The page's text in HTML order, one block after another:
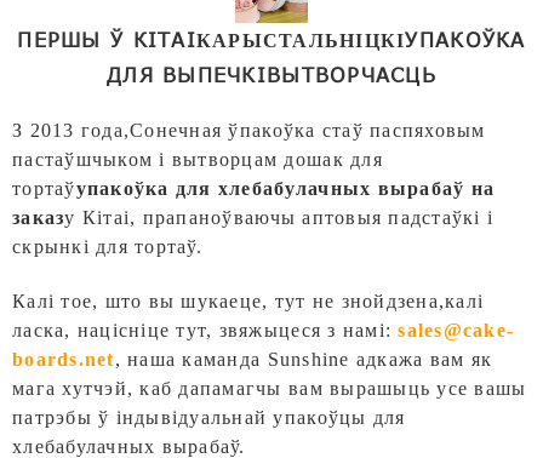
ПЕРШЫ Ў КІТАІКАРЫСТАЛЬНІЦКІУПАКОЎКА
ДЛЯ ВЫПЕЧКІВЫТВОРЧАСЦЬ
З 2013 года,Сонечная ўпакоўка стаў паспяховым
пастаўшчыком і вытворцам дошак для
тортаўупакоўка для хлебабулачных вырабаў на
заказу Кітаі, прапаноўваючы аптовыя падстаўкі і
скрынкі для тортаў.
Калі тое, што вы шукаеце, тут не знойдзена,калі
ласка, націсніце тут, звяжыцеся з намі: sales@cake-
boards.net, наша каманда Sunshine адкажа вам як
мага хутчэй, каб дапамагчы вам вырашыць усе вашы
патрэбы ў індывідуальнай упакоўцы для
хлебабулачных вырабаў.